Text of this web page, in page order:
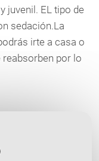
juvenil. EL tipo de
sedación.La
irte a casa o
por lo